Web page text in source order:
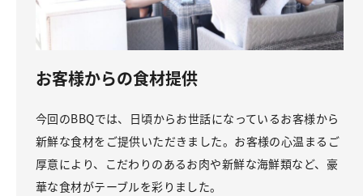
お客様からの食材提供
今回のBBQでは、日頃からお世話になっているお客様から
新鮮な食材をご提供いただきました。お客様の心温まるご
厚意により、こだわりのあるお肉や新鮮な海鮮類など、豪
華な食材がテーブルを彩りました。